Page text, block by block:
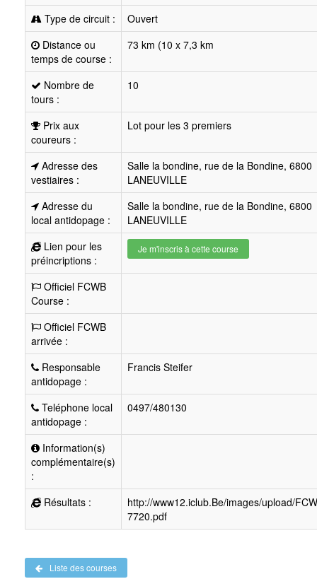
Type de circuit :
Ouvert
Distance ou
temps de course :
73 km (10 x 7,3 km
Nombre de
tours :
10
Prix aux
coureurs :
Lot pour les 3 premiers
Adresse des
vestiaires :
Salle la bondine, rue de la Bondine, 6800
LANEUVILLE
Adresse du
local antidopage :
Salle la bondine, rue de la Bondine, 6800
LANEUVILLE
Lien pour les
préincriptions :
Je m'inscris à cette course
Officiel FCWB
Course :
Officiel FCWB
arrivée :
Responsable
antidopage :
Francis Steifer
Teléphone local
antidopage :
0497/480130
Information(s)
complémentaire(s)
:
Résultats :
http://www12.iclub.Be/images/upload/
7720.pdf
Liste des courses